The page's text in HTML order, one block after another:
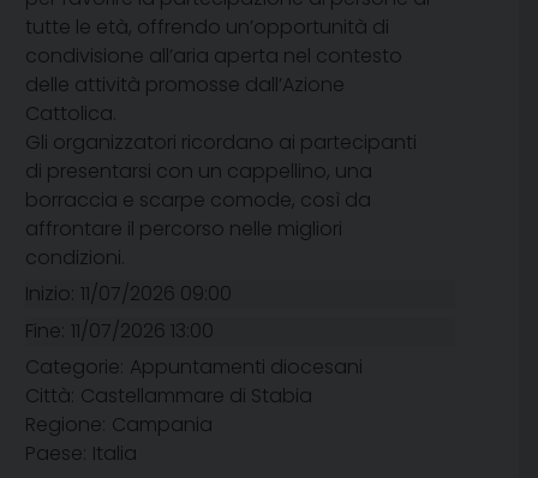
tutte le età, offrendo un’opportunità di
condivisione all’aria aperta nel contesto
delle attività promosse dall’Azione
Cattolica.
Gli organizzatori ricordano ai partecipanti
di presentarsi con un cappellino, una
borraccia e scarpe comode, così da
affrontare il percorso nelle migliori
condizioni.
Inizio: 11/07/2026 09:00
Fine: 11/07/2026 13:00
Categorie: Appuntamenti diocesani
Città: Castellammare di Stabia
Regione: Campania
Paese: Italia